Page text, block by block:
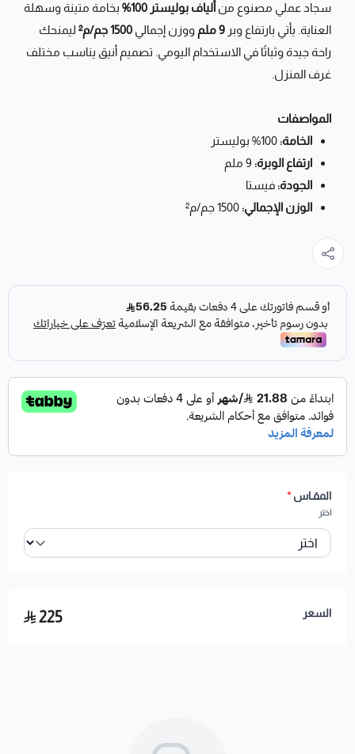
سجاد عملي مصنوع من ألياف بوليستر 100%
بخامة متينة وسهلة
العناية. يأتي بارتفاع وبر 9 ملم ووزن إجمالي 1500 جم/م²
ليمنحك
راحة جيدة وثباتًا في الاستخدام اليومي. تصميم أنيق يناسب مختلف
غرف المنزل.
المواصفات
الخامة:
ارتفاع الوبرة:
الجودة:فيستا
الوزن الإجمالي:
المقـاس*
اختر
السعر 225